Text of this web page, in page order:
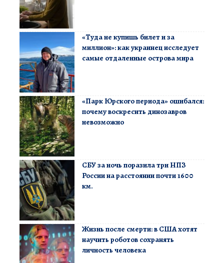
«Туда не купишь билет и за
миллион»: как украинец исследует
самые отдаленные острова мира
«Парк Юрского периода» ошибался:
почему воскресить динозавров
невозможно
СБУ за ночь поразила три НПЗ
России на расстоянии почти 1600
км.
Жизнь после смерти: в США хотят
научить роботов сохранять
личность человека